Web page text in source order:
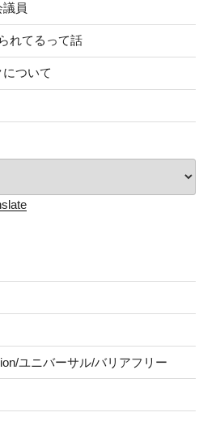
員
れてるって話
ついて
ユニバーサル/バリアフリー